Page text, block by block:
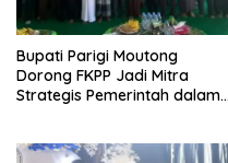
Bupati Parigi Moutong
Dorong FKPP Jadi Mitra
Strategis Pemerintah dalam